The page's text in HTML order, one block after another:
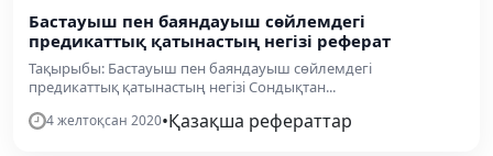
Бастауыш пен баяндауыш сөйлемдегі
предикаттық қатынастың негізі реферат
Тақырыбы: Бастауыш пен баяндауыш сөйлемдегі
предикаттық қатынастың негізі Сондықтан...
4 желтоқсан 2020•Қазақша рефераттар